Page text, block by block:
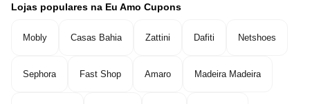
Lojas populares na Eu Amo Cupons
Mobly Casas Bahia Zattini Dafiti Netshoes
Sephora Fast Shop Amaro Madeira Madeira